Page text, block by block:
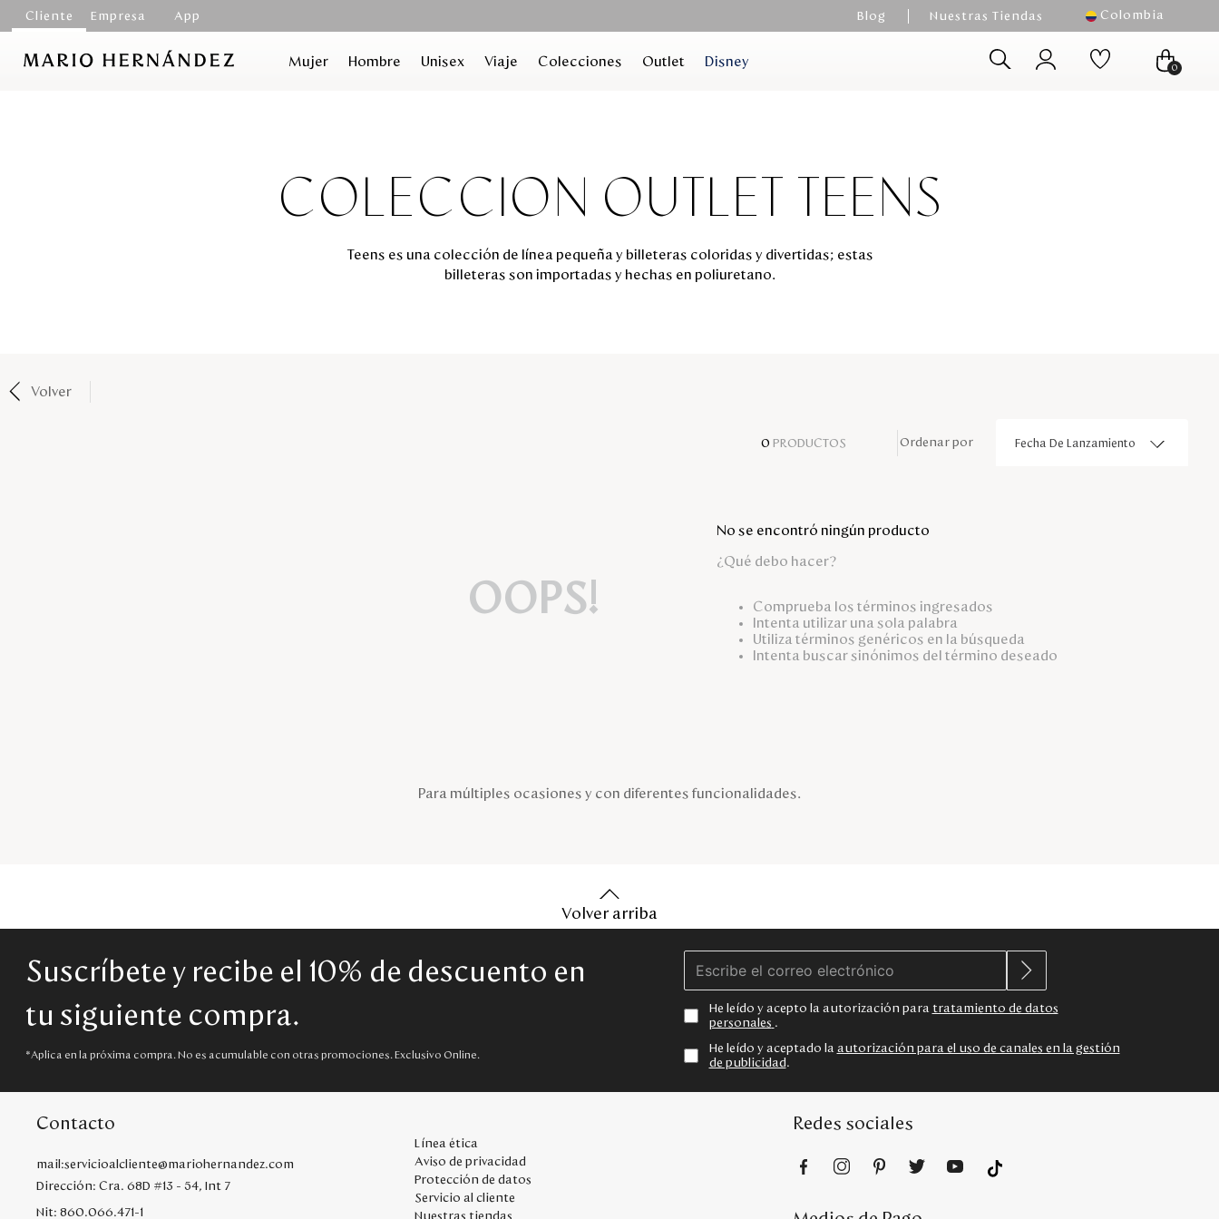
Cliente Empresa App Blog Nuestras Tiendas Colombia
Mujer Hombre Unisex Viaje Colecciones Outlet Disney 0
COLECCION OUTLET TEENS
Teens es una colección de línea pequeña y billeteras coloridas y divertidas; estas
billeteras son importadas y hechas en poliuretano.
Volver
0 PRODUCTOS Fecha De Lanzamiento
OOPS!
No se encontró ningún producto
¿Qué debo hacer?
Comprueba los términos ingresados
Intenta utilizar una sola palabra
Utiliza términos genéricos en la búsqueda
Intenta buscar sinónimos del término deseado
Para múltiples ocasiones y con diferentes funcionalidades.
Volver arriba
Suscríbete y recibe el 10% de descuento en
tu siguiente compra.
*Aplica en la próxima compra. No es acumulable con otras promociones. Exclusivo Online.
He leído y acepto la autorización para tratamiento de datos
personales .
He leído y aceptado la autorización para el uso de canales en la gestión
de publicidad .
Contacto
mail:servicioalcliente@mariohernandez.com
Dirección: Cra. 68D #13 - 54, Int 7
Nit: 860.066.471-1
Línea ética
Aviso de privacidad
Protección de datos
Servicio al cliente
Nuestras tiendas
Redes sociales